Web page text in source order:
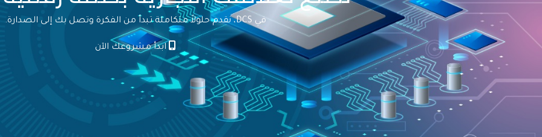
في DCS، نقدم حلولاً متكاملة تبدأ من الفكرة وتصل بك إلى الصدارة.
ابدأ مشروعك الآن